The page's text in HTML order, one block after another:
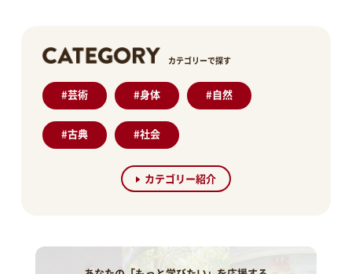
カテゴリーで探す
カテゴリー紹介
#芸術 #身体 #自然
#古典 #社会